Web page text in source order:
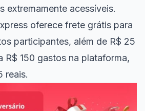
extremamente acessíveis.
oferece frete grátis para
participantes, além de R$ 25
R$ 150 gastos na plataforma,
reais.